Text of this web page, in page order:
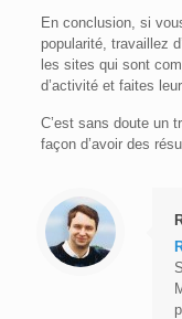
En conclusion, si
popularité, travaillez
les sites qui sont
d’activité et faites
C’est sans doute un
façon d’avoir des